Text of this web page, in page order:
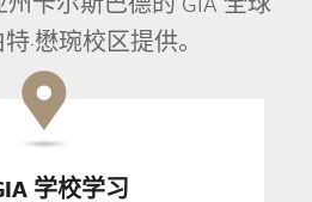
·懋琬校区提供。
学校学习